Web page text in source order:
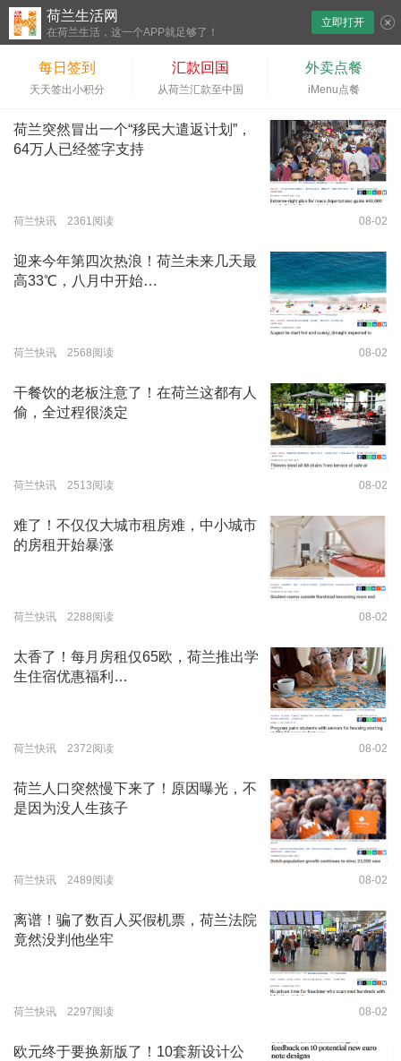
荷兰生活网
在荷兰生活，这一个APP就足够了！
立即打开
每日签到
天天签出小积分
汇款回国
从荷兰汇款至中国
外卖点餐
iMenu点餐
荷兰突然冒出一个“移民大遣返计划”，
64万人已经签字支持
荷兰快讯 2361阅读 08-02
迎来今年第四次热浪！荷兰未来几天最
高33℃，八月中开始…
荷兰快讯 2568阅读 08-02
干餐饮的老板注意了！在荷兰这都有人
偷，全过程很淡定
荷兰快讯 2513阅读 08-02
难了！不仅仅大城市租房难，中小城市
的房租开始暴涨
荷兰快讯 2288阅读 08-02
太香了！每月房租仅65欧，荷兰推出学
生住宿优惠福利…
荷兰快讯 2372阅读 08-02
荷兰人口突然慢下来了！原因曝光，不
是因为没人生孩子
荷兰快讯 2489阅读 08-02
离谱！骗了数百人买假机票，荷兰法院
竟然没判他坐牢
荷兰快讯 2297阅读 08-02
欧元终于要换新版了！10套新设计公